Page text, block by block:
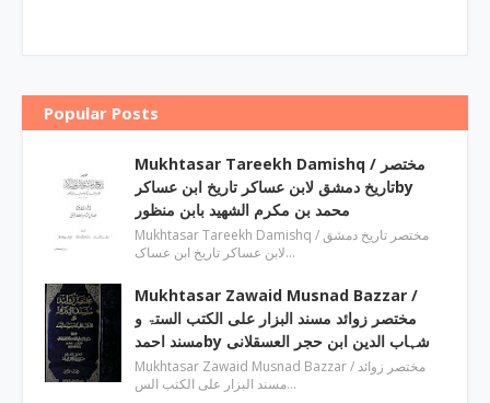
Popular Posts
Mukhtasar Tareekh Damishq ‎/ مختصر
تاریخ دمشق لابن عساکر تاریخ ابن عساکرby
‎محمد بن مکرم الشھید بابن منظور
Mukhtasar Tareekh Damishq ‎/ مختصر تاریخ دمشق
لابن عساکر تاریخ ابن عساک…
Mukhtasar Zawaid Musnad Bazzar ‎/
مختصر زوائد مسند البزار علی الکتب الستۃ و
مسند احمدby ‎شہاب الدین ابن حجر العسقلانی
Mukhtasar Zawaid Musnad Bazzar ‎/ مختصر زوائد
مسند البزار علی الکتب الس…